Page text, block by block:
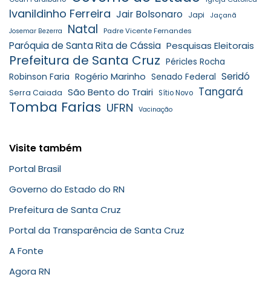
Ivanildinho Ferreira Jair Bolsonaro Japi Jaçanã
Josemar Bezerra Natal Padre Vicente Fernandes
Paróquia de Santa Rita de Cássia Pesquisas Eleitorais
Prefeitura de Santa Cruz Péricles Rocha
Robinson Faria Rogério Marinho Senado Federal Seridó
Serra Caiada São Bento do Trairi Sítio Novo Tangará
Tomba Farias UFRN Vacinação
Visite também
Portal Brasil
Governo do Estado do RN
Prefeitura de Santa Cruz
Portal da Transparência de Santa Cruz
A Fonte
Agora RN